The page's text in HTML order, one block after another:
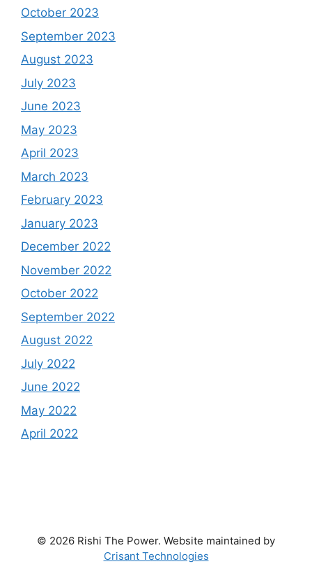
October 2023
September 2023
August 2023
July 2023
June 2023
May 2023
April 2023
March 2023
February 2023
January 2023
December 2022
November 2022
October 2022
September 2022
August 2022
July 2022
June 2022
May 2022
April 2022
© 2026 Rishi The Power. Website maintained by
Crisant Technologies